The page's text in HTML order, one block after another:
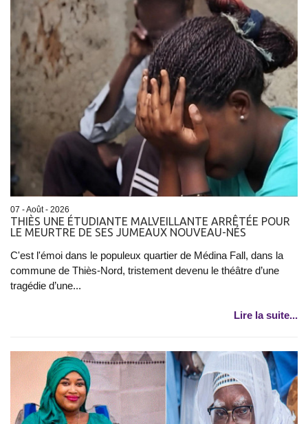
07 - Août - 2026
THIÈS UNE ÉTUDIANTE MALVEILLANTE ARRÊTÉE POUR
LE MEURTRE DE SES JUMEAUX NOUVEAU-NÉS
C'est l'émoi dans le populeux quartier de Médina Fall, dans la
commune de Thiès-Nord, tristement devenu le théâtre d’une
tragédie d’une...
Lire la suite...